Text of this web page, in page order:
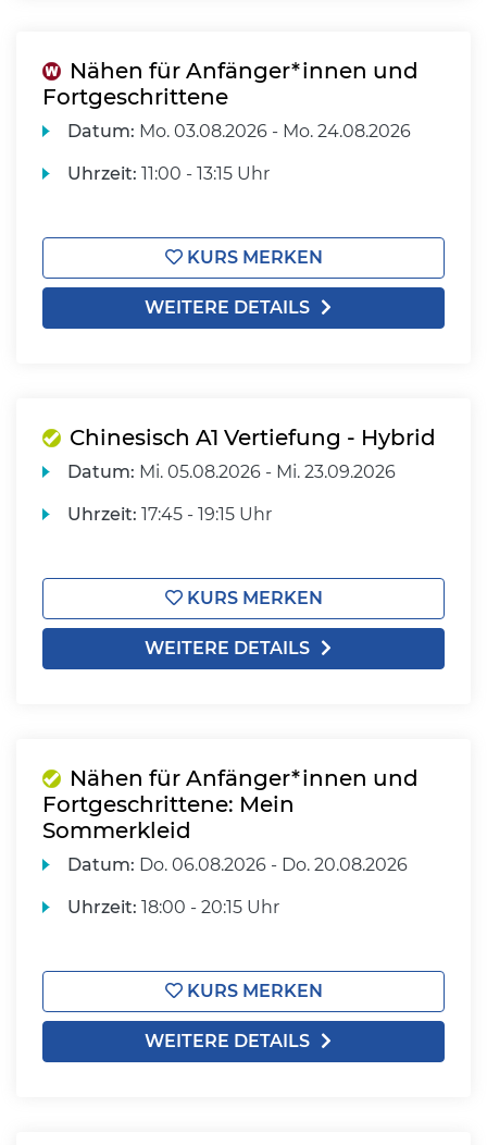
Nähen für Anfänger*innen und
Fortgeschrittene
Datum: Mo. 03.08.2026 - Mo. 24.08.2026
Uhrzeit: 11:00 - 13:15 Uhr
KURS MERKEN
WEITERE DETAILS
Chinesisch A1 Vertiefung - Hybrid
Datum: Mi. 05.08.2026 - Mi. 23.09.2026
Uhrzeit: 17:45 - 19:15 Uhr
KURS MERKEN
WEITERE DETAILS
Nähen für Anfänger*innen und
Fortgeschrittene: Mein
Sommerkleid
Datum: Do. 06.08.2026 - Do. 20.08.2026
Uhrzeit: 18:00 - 20:15 Uhr
KURS MERKEN
WEITERE DETAILS